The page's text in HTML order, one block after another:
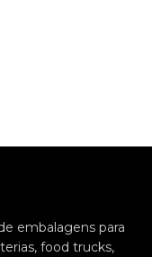
embalagens para
food trucks,